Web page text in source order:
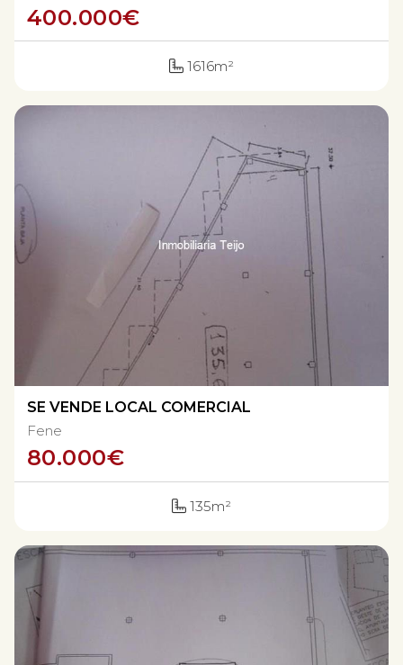
400.000€
1616m²
SE VENDE LOCAL COMERCIAL
80.000€
135m²
Fene